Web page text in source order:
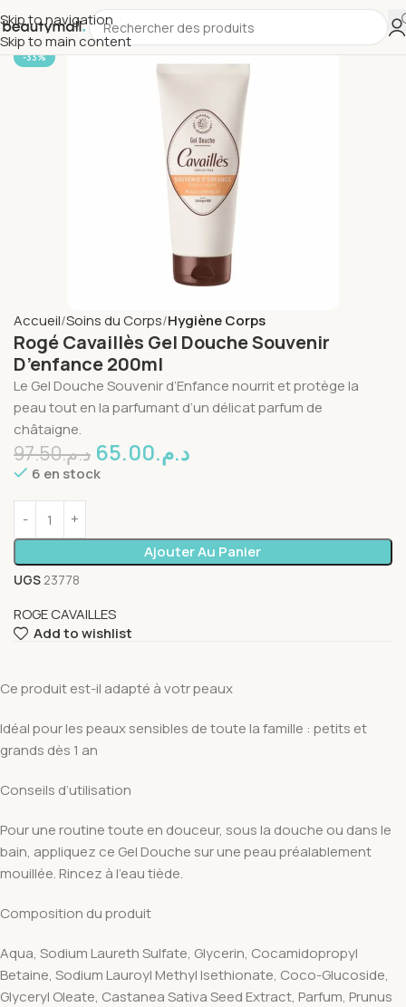
Skip to navigation
Skip to main content
-33%
Accueil Soins du Corps Hygiène Corps
Rogé Cavaillès Gel Douche Souvenir
D’enfance 200ml
Le Gel Douche Souvenir d’Enfance nourrit et protège la
peau tout en la parfumant d’un délicat parfum de
châtaigne.
د.م.97.50 د.م.65.00
6 en stock
Ajouter Au Panier
UGS 23778
ROGE CAVAILLES
Add to wishlist
Ce produit est-il adapté à votr peaux
Idéal pour les peaux sensibles de toute la famille : petits et
grands dès 1 an
Conseils d’utilisation
Pour une routine toute en douceur, sous la douche ou dans le
bain, appliquez ce Gel Douche sur une peau préalablement
mouillée. Rincez à l’eau tiède.
Composition du produit
Aqua, Sodium Laureth Sulfate, Glycerin, Cocamidopropyl
Betaine, Sodium Lauroyl Methyl Isethionate, Coco-Glucoside,
Glyceryl Oleate, Castanea Sativa Seed Extract, Parfum, Prunus